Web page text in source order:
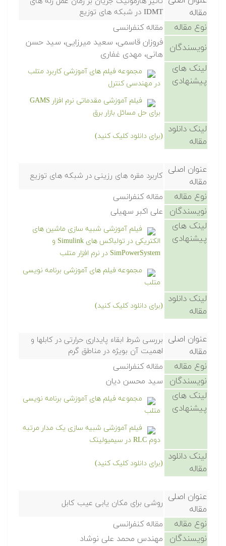
مقاله
IDMT در شبکه های توزیع
نوع مقاله مقاله کنفرانسی
نویسندگان
فروزان قاسمی، سعید میرزایی، سید حسن
هانی، مهدی غفاری
لینک های
پیشنهادی
مجموعه فیلم های آموزشی کاربرد متلب
در مهندسی کنترل
فیلم آموزشی مقدماتی نرم افزار GAMS
برای حل مسائل بازار برق
لینک دانلود
مقاله
(برای دانلود کلیک کنید)
عنوان اصلی
مقاله
کاربرد مقره های رزینی در شبکه های توزیع
نوع مقاله مقاله کنفرانسی
نویسندگان علی اکبر سهیلی
لینک های
پیشنهادی
فیلم آموزشی شبیه سازی ماشین های
الکتریکی در تولباکس های Simulink و
SimPowerSystem در نرم افزار متلب
مجموعه فیلم های آموزشی برنامه نویسی
متلب
لینک دانلود
مقاله
(برای دانلود کلیک کنید)
عنوان اصلی
مقاله
بررسی شرط ابقاء پایداری حرارتی در کابلها و
اهمیت آن بویژه در مناطق گرم
نوع مقاله مقاله کنفرانسی
نویسندگان سید محسن دیان
لینک های
پیشنهادی
مجموعه فیلم های آموزشی برنامه نویسی
متلب
فیلم آموزشی شبیه سازی یک مدار مرتبه
دوم RLC در سیمیولینک
لینک دانلود
مقاله
(برای دانلود کلیک کنید)
عنوان اصلی
مقاله
روشی برای مکان یابی عیب کابل
نوع مقاله مقاله کنفرانسی
نویسندگان مهندس محمد علی نوشاد